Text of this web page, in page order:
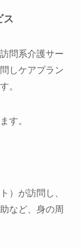
ス
問系介護サー
しケアプラン
。
す。
）が訪問し、
など、身の周